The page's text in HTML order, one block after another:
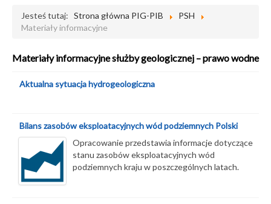
Jesteś tutaj: Strona główna PIG-PIB
PSH
Materiały informacyjne
Materiały informacyjne służby geologicznej – prawo wodne
Aktualna sytuacja hydrogeologiczna
Bilans zasobów eksploatacyjnych wód podziemnych Polski
Opracowanie przedstawia informacje dotyczące
stanu zasobów eksploatacyjnych wód
podziemnych kraju w poszczególnych latach.